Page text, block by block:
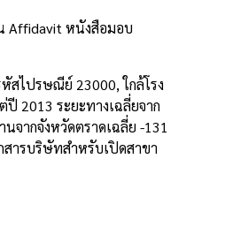
Affidavit หนังสือมอบ
สไปรษณีย์ 23000, ใกล้โรง
2013 ระยะทางเฉลี่ยจาก
จากจังหวัดตราดเฉลี่ย -131
สารบริษัทสำหรับเปิดสาขา